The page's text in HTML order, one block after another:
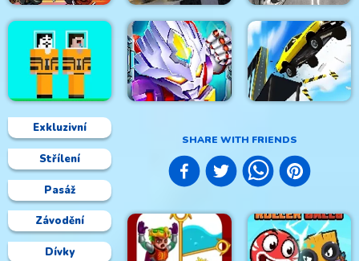
Exkluzivní
Střílení
Pasáž
Závodění
Dívky
SHARE WITH FRIENDS
Metal Black Wars
4x4 Monster Truck
Driving 3d
Flying Motorbike
Driving Simulator
Noob vs Hacker Diver
Suit
Ninja Robo Hero Autocross Madness